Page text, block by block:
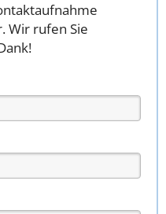
Wir rufen Sie